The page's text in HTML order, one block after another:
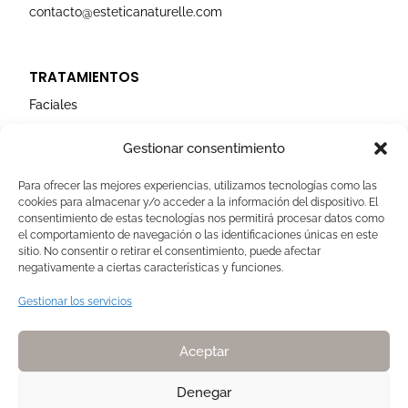
Gestionar consentimiento
Para ofrecer las mejores experiencias, utilizamos tecnologías como las
cookies para almacenar y/o acceder a la información del dispositivo. El
consentimiento de estas tecnologías nos permitirá procesar datos como
el comportamiento de navegación o las identificaciones únicas en este
sitio. No consentir o retirar el consentimiento, puede afectar
negativamente a ciertas características y funciones.
Gestionar los servicios
Aceptar
Denegar
contacto@esteticanaturelle.com
TRATAMIENTOS
Faciales
AVISOS LEGALES
Aviso Legal
Politica de Cookies
Política de privacidad